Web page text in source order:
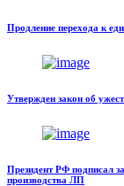
Продление перехода к
Утвержден закон об
Президент РФ подписал
производства ЛП